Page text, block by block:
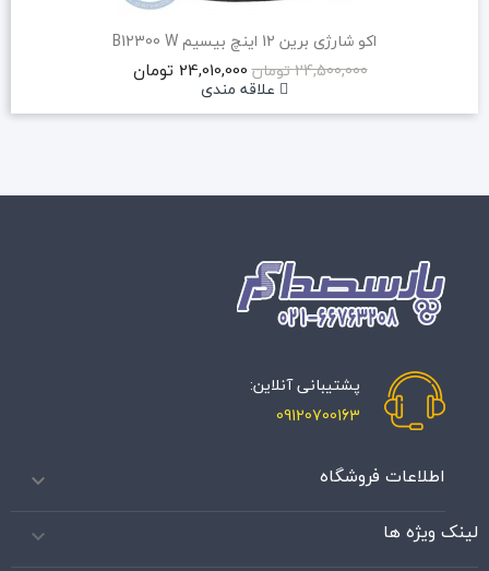
اکو شارژی برین 12 اینچ بیسیم B12300 W
24,500,000 تومان
24,010,000 تومان
علاقه مندی
پشتیبانی آنلاین:
09120700163
اطلاعات فروشگاه 
لینک ویژه ها 